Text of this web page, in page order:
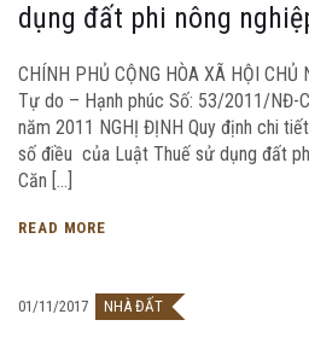
dụng đất phi nông
CHÍNH PHỦ CỘNG HÒA XÃ HỘI
Tự do – Hạnh phúc Số: 53/2011/NĐ-
năm 2011 NGHỊ ĐỊNH Quy định chi
số điều của Luật Thuế sử dụng đất
Căn […]
READ MORE
01/11/2017 NHÀ ĐẤT